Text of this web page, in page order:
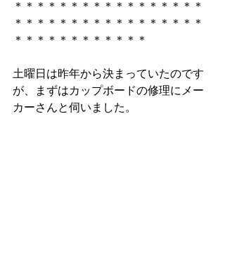
＊＊＊＊＊＊＊＊＊＊＊＊＊＊＊＊＊
＊＊＊＊＊＊＊＊＊＊＊＊＊＊＊＊＊
＊＊＊＊＊＊＊＊＊＊＊＊
土曜日は昨年から決まっていたのです
が、まずはカップボードの修理にメー
カーさんと伺いました。